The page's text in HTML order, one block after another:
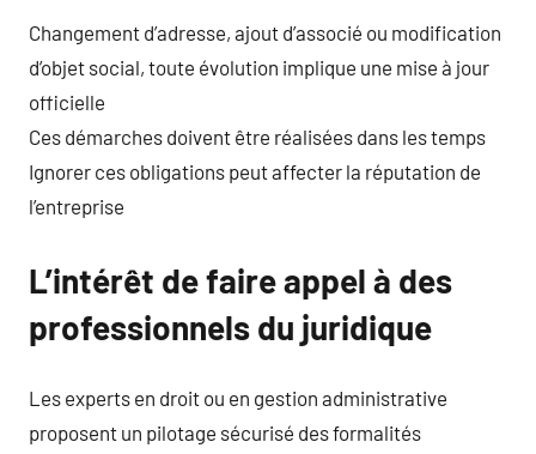
Changement d’adresse, ajout d’associé ou modification
d’objet social, toute évolution implique une mise à jour
officielle
Ces démarches doivent être réalisées dans les temps
Ignorer ces obligations peut affecter la réputation de
l’entreprise
L’intérêt de faire appel à des
professionnels du juridique
Les experts en droit ou en gestion administrative
proposent un pilotage sécurisé des formalités